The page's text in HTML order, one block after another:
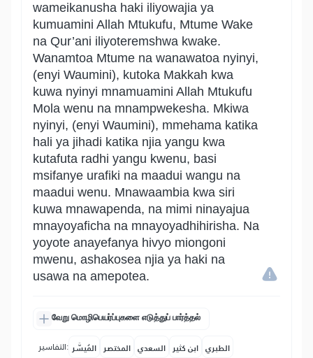
wameikanusha haki iliyowajia ya
kumuamini Allah Mtukufu, Mtume Wake
na Qur’ani iliyoteremshwa kwake.
Wanamtoa Mtume na wanawatoa nyinyi,
(enyi Waumini), kutoka Makkah kwa
kuwa nyinyi mnamuamini Allah Mtukufu
Mola wenu na mnampwekesha. Mkiwa
nyinyi, (enyi Waumini), mmehama katika
hali ya jihadi katika njia yangu kwa
kutafuta radhi yangu kwenu, basi
msifanye urafiki na maadui wangu na
maadui wenu. Mnawaambia kwa siri
kuwa mnawapenda, na mimi ninayajua
mnayoyaficha na mnayoyadhihirisha. Na
yoyote anayefanya hivyo miongoni
mwenu, ashakosea njia ya haki na
usawa na amepotea.
வேறு மொழிபெயர்ப்புகளை எடுத்துப் பார்த்தல்
التفاسير: المُيسَّر المختصر السعدي ابن كثير الطبري